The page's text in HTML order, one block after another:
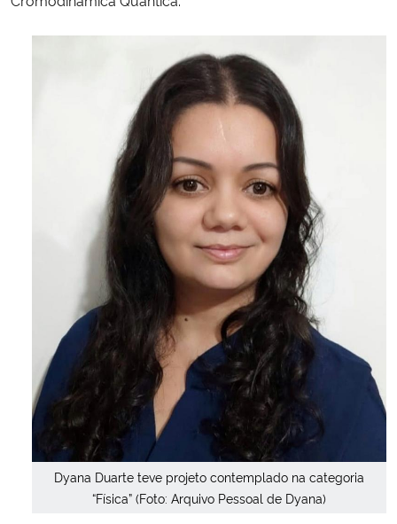
Dyana Duarte teve projeto contemplado na categoria
“Física” (Foto: Arquivo Pessoal de Dyana)